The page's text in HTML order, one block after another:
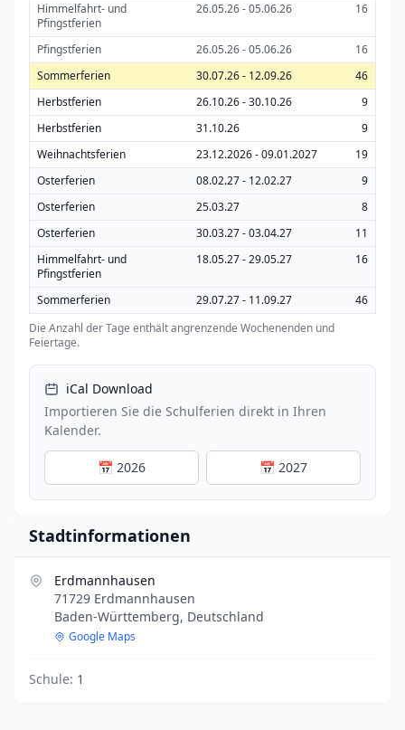
Himmelfahrt- und
Pfingstferien
26.05.26 - 05.06.26 16
Pfingstferien 26.05.26 - 05.06.26
16
Sommerferien
30.07.26 - 12.09.26
46
Herbstferien
26.10.26 - 30.10.26
9
Herbstferien
31.10.26
9
Weihnachtsferien
23.12.2026 - 09.01.2027
19
Osterferien
08.02.27 - 12.02.27
9
Osterferien
25.03.27
8
Osterferien
30.03.27 - 03.04.27
11
Himmelfahrt- und
Pfingstferien
18.05.27 - 29.05.27 16
Sommerferien 29.07.27 - 11.09.27
46
Die Anzahl der Tage enthält angrenzende Wochenenden und
Feiertage.
iCal Download
Importieren Sie die Schulferien direkt in Ihren
Kalender.
📅 2026 📅 2027
Stadtinformationen
Erdmannhausen
71729 Erdmannhausen
Baden-Württemberg, Deutschland
Google Maps
Schule: 1